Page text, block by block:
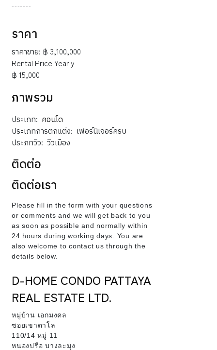
-------
ราคา
ราคาขาย: ฿ 3,100,000
Rental Price Yearly
฿ 15,000
ภาพรวม
ประเภท: คอนโด
ประเภทการตกแต่ง: เฟอร์นิเจอร์ครบ
ประภทวิว: วิวเมือง
ติดต่อ
ติดต่อเรา
Please fill in the form with your questions
or comments and we will get back to you
as soon as possible and normally within
24 hours during working days. You are
also welcome to contact us through the
details below.
D-HOME CONDO PATTAYA
REAL ESTATE LTD.
หมู่บ้าน เอกมงคล
ซอยเขาตาโล
110/14 หมู่ 11
หนองปรือ บางละมุง